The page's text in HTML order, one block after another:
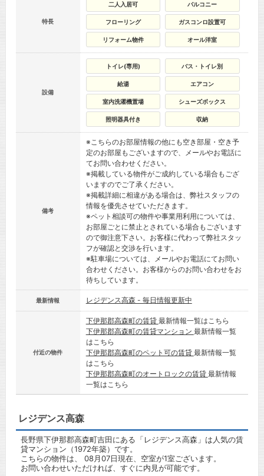
特長
二人入居可 バルコニー
フローリング ガスコンロ設置可
リフォーム物件 オール洋室
設備
トイレ(専用) バス・トイレ別
給湯 エアコン
室内洗濯機置場 シューズボックス
照明器具付き 収納
備考
※こちらのお部屋情報の他にも空き部屋・空き予
定のお部屋もございますので、メールやお電話に
てお問い合わせください。
※掲載している物件がご成約している場合もござ
いますのでご了承ください。
※掲載詳細に相違がある場合は、弊社スタッフの
情報を優先させていただきます。
※ペット相談可の物件や事業用利用については、
お部屋ごとに禁止とされている場合もございます
ので御注意下さい。お客様に代わって弊社スタッ
フが確認と交渉を行います。
※駐車場については、メールやお電話にてお問い
合わせください。お客様からのお問い合わせをお
待ちしています。
最新情報 レジデンス高森 - 毎日情報更新中
付近の物件
下伊那郡高森町の賃貸 最新情報一覧はこちら
下伊那郡高森町の賃貸マンション 最新情報一覧
はこちら
下伊那郡高森町のペット可の賃貸 最新情報一覧
はこちら
下伊那郡高森町のオートロックの賃貸 最新情報
一覧はこちら
レジデンス高森
長野県下伊那郡高森町吉田にある「レジデンス高森」は人気の賃
貸マンション（1972年築）です。
こちらの物件は、 08月07日現在、空室が1室ございます。
お問い合わせいただければ、すぐに内見が可能です。